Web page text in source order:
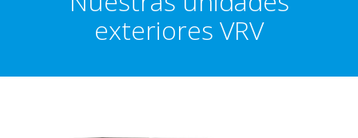
exteriores VRV